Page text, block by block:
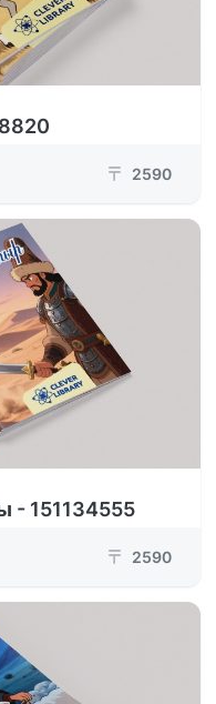
₸ 2590
- 151134555
₸ 2590